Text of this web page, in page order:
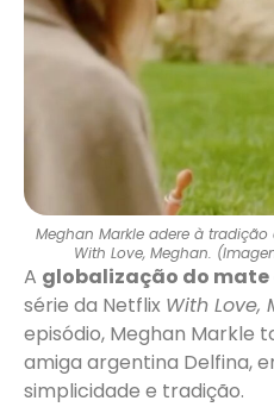
Meghan Markle adere à
With Love, Meghan.
A globalização do mate
série da Netflix With Love,
episódio, Meghan Markle
amiga argentina Delfina,
simplicidade e tradição.